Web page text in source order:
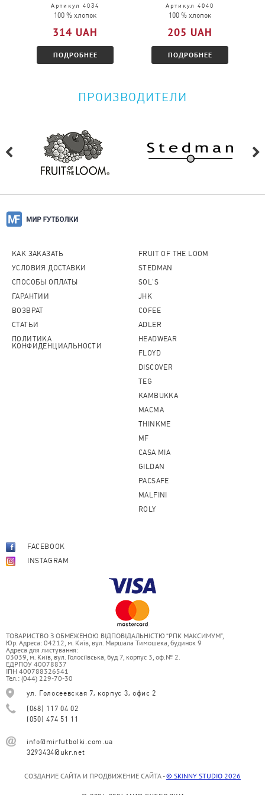
Пожалуйста, перейдите по ссылке и
ознакомитесь с условиями.
Артикул 4034
100 % хлопок
314 UAH
ПОДРОБНЕЕ
Артикул 4040
100 % хлопок
205 UAH
ПОДРОБНЕЕ
ПРОИЗВОДИТЕЛИ
КАК ЗАКАЗАТЬ
УСЛОВИЯ ДОСТАВКИ
СПОСОБЫ ОПЛАТЫ
ГАРАНТИИ
ВОЗВРАТ
СТАТЬИ
ПОЛИТИКА
КОНФИДЕНЦИАЛЬНОСТИ
FRUIT OF THE LOOM
STEDMAN
SOL'S
JHK
COFEE
ADLER
HEADWEAR
FLOYD
DISCOVER
TEG
KAMBUKKA
MACMA
THINKME
MF
CASA MIA
GILDAN
PACSAFE
MALFINI
ROLY
FACEBOOK
INSTAGRAM
ТОВАРИСТВО З ОБМЕЖЕНОЮ ВІДПОВІДАЛЬНІСТЮ “РПК МАКСИМУМ”,
Юр. Адреса: 04212, м. Київ, вул. Маршала Тимошека, будинок 9
Адреса для листування:
03039, м. Київ, вул. Голосіївська, буд 7, корпус 3, оф.№ 2.
ЕДРПОУ 40078837
ІПН 400788326541
Тел.: (044) 229-70-30
ул. Голосеевская 7, корпус 3, офис 2
(068) 117 04 02
(050) 474 51 11
info@mirfutbolki.com.ua
3293434@ukr.net
СОЗДАНИЕ САЙТА И ПРОДВИЖЕНИЕ САЙТА -© SKINNY STUDIO 2026